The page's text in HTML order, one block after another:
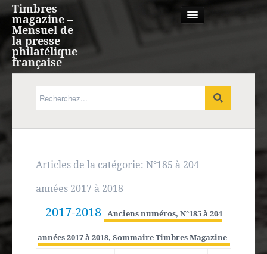
Timbres
magazine –
Mensuel de
la presse
philatélique
française
Expression française
Europe
Outre-mer
Agenda
Articles de la catégorie: N°185 à 204
années 2017 à 2018
2017-2018 Anciens numéros, N°185 à 204
années 2017 à 2018, Sommaire Timbres Magazine